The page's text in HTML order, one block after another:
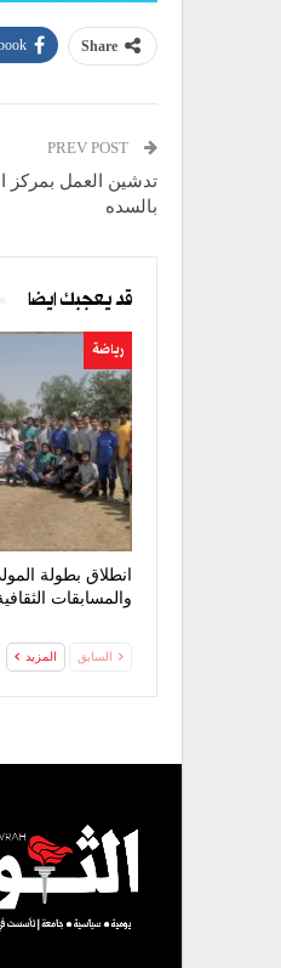
Share
تدشين العمل بمركز
بالسده
قد يعجبك ايضا
رياضة
انطلاق بطولة
والمسابقات
السابق المزيد